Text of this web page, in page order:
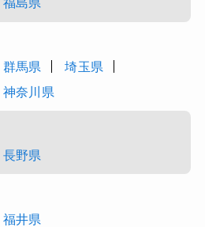
群馬県
埼玉県
神奈川県
長野県
福井県